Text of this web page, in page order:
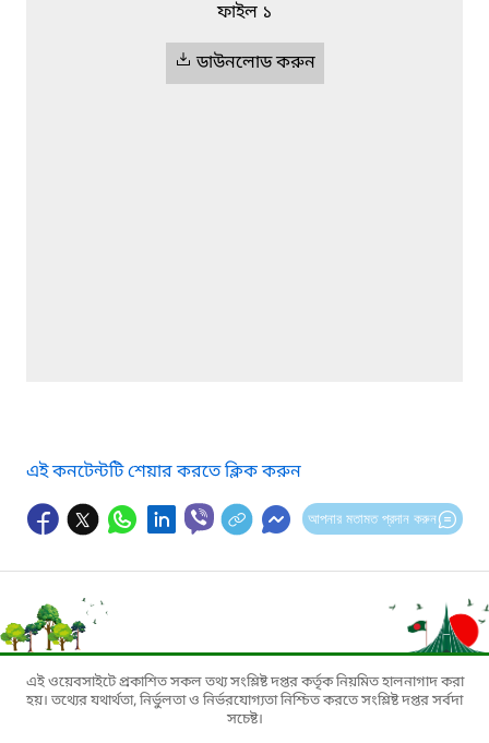
ফাইল ১
ডাউনলোড করুন
এই কনটেন্টটি শেয়ার করতে ক্লিক করুন
আপনার মতামত প্রদান করুন
এই ওয়েবসাইটে প্রকাশিত সকল তথ্য সংশ্লিষ্ট দপ্তর কর্তৃক নিয়মিত হালনাগাদ করা
হয়। তথ্যের যথার্থতা, নির্ভুলতা ও নির্ভরযোগ্যতা নিশ্চিত করতে সংশ্লিষ্ট দপ্তর সর্বদা
সচেষ্ট।